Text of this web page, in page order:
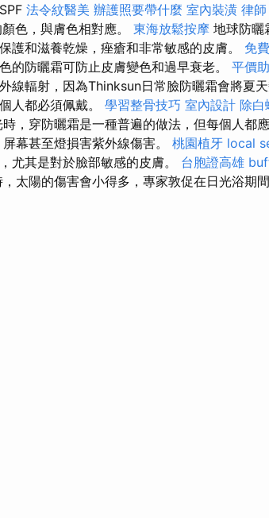
法令紋醫美 辦護照要帶什麼 室內裝潢 律師
色，與膚色相對應。 東海放鬆按摩 地球防曬
護和滋養乾燥，痤瘡和非常敏感的皮膚。 免
的防曬霜可防止皮膚變色和過早衰老。 平價
線輻射，因為Thinksun日常臉防曬霜會將夏
人都必須佩戴。 學習整骨技巧 室內設計 除白
，穿防曬霜是一種普遍的做法，但每個人都
幕甚至燈損害紫外線傷害。 桃園植牙 local
尤其是對於臉部敏感的皮膚。 台胞證高雄
太陽的傷害會小得多，專家敦促在日光浴期間